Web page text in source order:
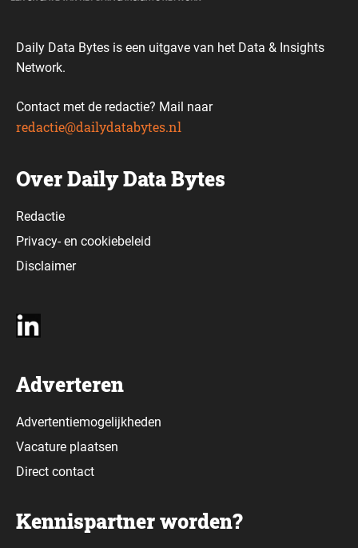
Daily Data Bytes is een uitgave van het Data & Insights
Network.
Contact met de redactie? Mail naar
redactie@dailydatabytes.nl
Over Daily Data Bytes
Redactie
Privacy-en cookiebeleid
Disclaimer
Adverteren
Advertentiemogelijkheden
Vacature plaatsen
Direct contact
Kennispartner worden?